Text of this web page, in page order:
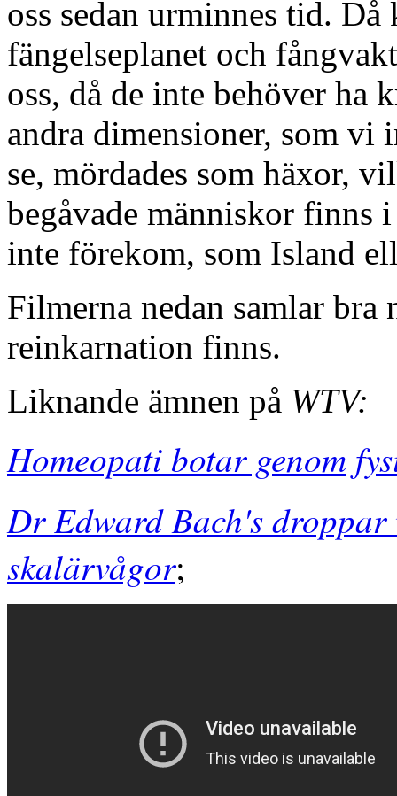
oss sedan urminnes tid.
fängelseplanet och
oss, då de inte behöver ha
andra dimensioner, som vi
se, mördades som häxor,
begåvade människor finns
inte förekom, som Island
Filmerna nedan samlar bra
reinkarnation finns.
Liknande ämnen på WTV:
Homeopati botar genom
Dr Edward Bach's droppar
skalärvågor;